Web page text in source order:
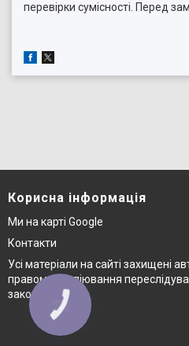
перевірки сумісності. Перед
Корисна інформація
Ми на карті Google
Контакти
Усі матеріали на сайті захищені
правом © копіювання
законом
КНОПКА
ЗВ'ЯЗКУ